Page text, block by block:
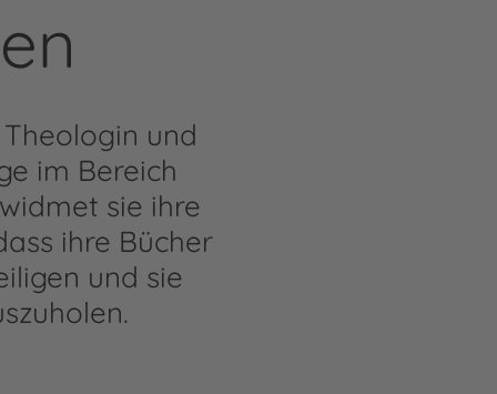
und
im Bereich
sie ihre
ihre Bücher
und sie